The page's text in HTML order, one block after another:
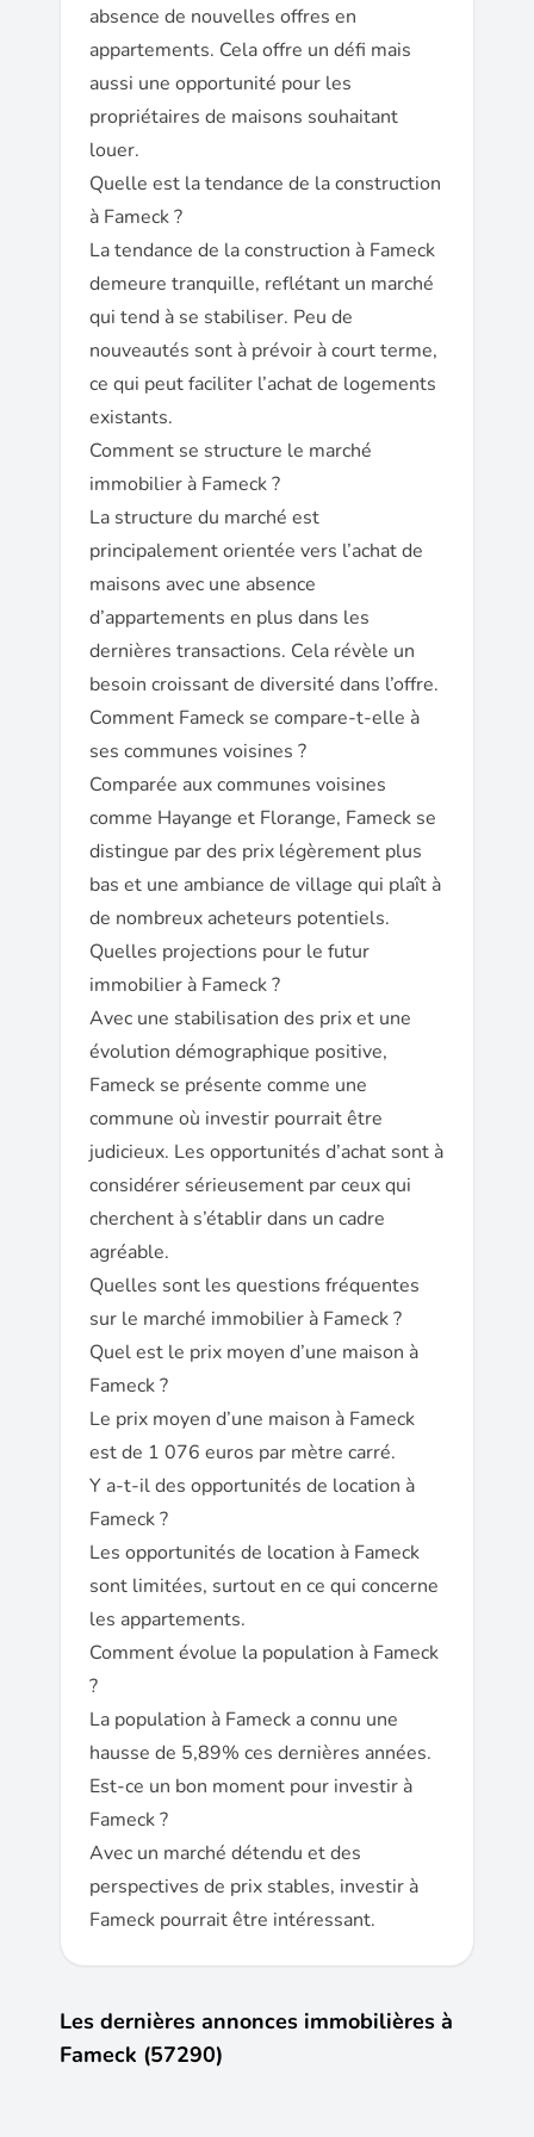
absence de nouvelles offres en
appartements. Cela offre un défi mais
aussi une opportunité pour les
propriétaires de maisons souhaitant
louer.
Quelle est la tendance de la construction
à Fameck ?
La tendance de la construction à Fameck
demeure tranquille, reflétant un marché
qui tend à se stabiliser. Peu de
nouveautés sont à prévoir à court terme,
ce qui peut faciliter l’achat de logements
existants.
Comment se structure le marché
immobilier à Fameck ?
La structure du marché est
principalement orientée vers l’achat de
maisons avec une absence
d’appartements en plus dans les
dernières transactions. Cela révèle un
besoin croissant de diversité dans l’offre.
Comment Fameck se compare-t-elle à
ses communes voisines ?
Comparée aux communes voisines
comme Hayange et Florange, Fameck se
distingue par des prix légèrement plus
bas et une ambiance de village qui plaît à
de nombreux acheteurs potentiels.
Quelles projections pour le futur
immobilier à Fameck ?
Avec une stabilisation des prix et une
évolution démographique positive,
Fameck se présente comme une
commune où investir pourrait être
judicieux. Les opportunités d’achat sont à
considérer sérieusement par ceux qui
cherchent à s’établir dans un cadre
agréable.
Quelles sont les questions fréquentes
sur le marché immobilier à Fameck ?
Quel est le prix moyen d’une maison à
Fameck ?
Le prix moyen d’une maison à Fameck
est de 1 076 euros par mètre carré.
Y a-t-il des opportunités de location à
Fameck ?
Les opportunités de location à Fameck
sont limitées, surtout en ce qui concerne
les appartements.
Comment évolue la population à Fameck
?
La population à Fameck a connu une
hausse de 5,89% ces dernières années.
Est-ce un bon moment pour investir à
Fameck ?
Avec un marché détendu et des
perspectives de prix stables, investir à
Fameck pourrait être intéressant.
Les dernières annonces immobilières à
Fameck (57290)